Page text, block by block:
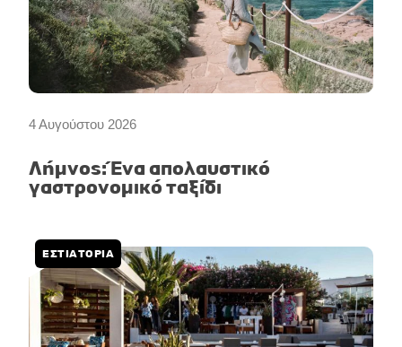
4 Αυγούστου 2026
Λήμνος: Ένα απολαυστικό
γαστρονομικό ταξίδι
ΕΣΤΙΑΤΟΡΙΑ